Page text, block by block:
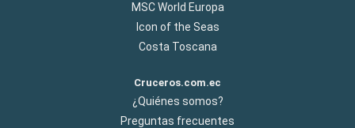
MSC World Europa
Icon of the Seas
Costa Toscana
Cruceros.com.ec
¿Quiénes somos?
Preguntas frecuentes